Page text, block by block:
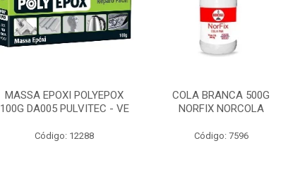
MASSA EPOXI POLYEPOX
100G DA005 PULVITEC - VE
Código: 12288
COLA BRANCA 500G
NORFIX NORCOLA
Código: 7596